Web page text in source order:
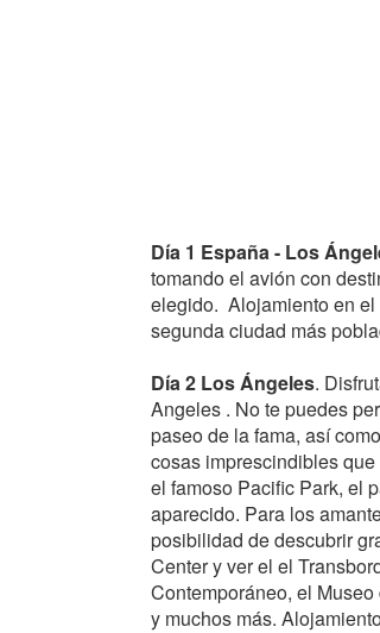
Día 1 España - Los
tomando el avión con
elegido. Alojamiento en
segunda ciudad más
Día 2 Los Ángeles.
Angeles . No te puedes
paseo de la fama, así
cosas imprescindibles
el famoso Pacific Park, el
aparecido. Para los
posibilidad de descubrir
Center y ver el el
Contemporáneo, el
y muchos más.